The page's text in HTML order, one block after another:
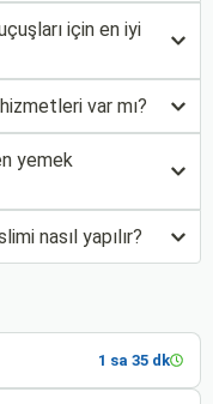
için en iyi
var mı?
yemek
nasıl yapılır?
1 sa 35 dk